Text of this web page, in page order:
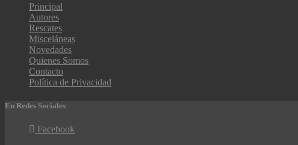
Principal
Autores
Rescates
Misceláneas
Novedades
Quienes Somos
Contacto
Política de Privacidad
En Redes Sociales
Facebook